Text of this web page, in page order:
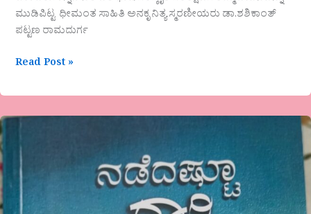
ಮುಡಿಪಿಟ್ಟ ಧೀಮಂತ ಸಾಹಿತಿ ಅನಕೃ ನಿತ್ಯ ಸ್ಮರಣೀಯರು ಡಾ.ಶಶಿಕಾಂತ್‌
ಪಟ್ಟಣ ರಾಮದುರ್ಗ
Read Post »
ಜಯಲಕ್ಷ್ಮಿ
ಮಡಿಕೇರಿ
ಅವರ